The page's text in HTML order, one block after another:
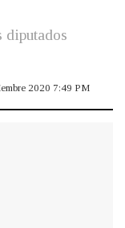
2020 7:49 PM